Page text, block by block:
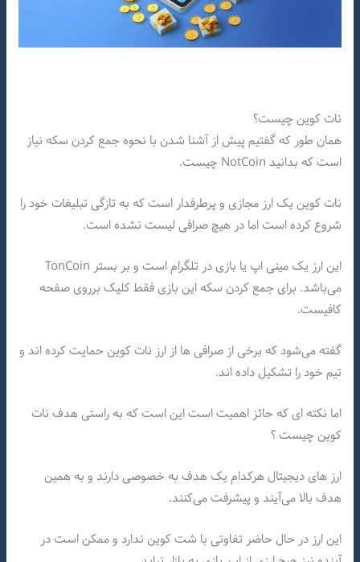
نات کوین چیست؟
همان طور که گفتیم پیش از آشنا شدن با نحوه جمع کردن سکه نیاز
است که بدانید NotCoin چیست.
نات کوین یک ارز مجازی و پرطرفدار است که به تازگی تبلیغات خود را
شروع کرده است اما در هیچ صرافی لیست نشده است.
این ارز یک مینی اپ یا بازی در تلگرام است و بر بستر TonCoin
می‌باشد. برای جمع کردن سکه این بازی فقط کلیک برروی صفحه
کافیست.
گفته می‌شود که برخی از صرافی ها از ارز نات کوین حمایت کرده اند و
تیم خود را تشکیل داده اند.
اما نکته ای که حائز اهمیت است این است که به راستی هدف نات
کوین چیست ؟
ارز های دیجیتال هرکدام یک هدف به خصوصی دارند و به همین
هدف بالا می‌آیند و پیشرفت می‌کنند.
این ارز در حال حاضر تفاوتی با شت کوین ندارد و ممکن است در